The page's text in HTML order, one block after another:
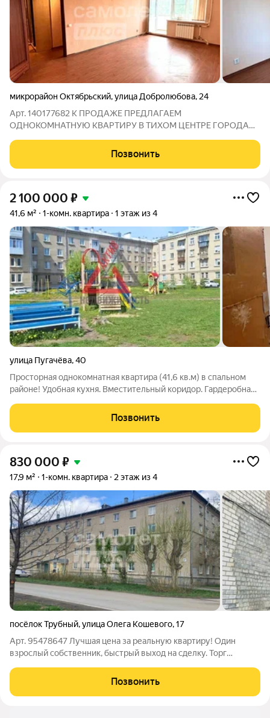
микрорайон Октябрьский,улица Добролюбова, 24
Арт. 140177682 К ПРОДАЖЕ ПРЕДЛАГАЕМ
ОДНОКОМНАТНУЮ КВАРТИРУ В ТИХОМ ЦЕНТРЕ ГОРОДА
четвертом этаже по адресу ул.Добролюбова д.24 О
МЕСТОПОЛОЖЕНИИ: Дом находится на перекрестке
Позвонить
2 100 000 ₽
41,6 м² 1-комн. квартира 1 этаж из 4
улица Пугачёва,40
Просторная однокомнатная квартира (41,6 кв.м) в спальном
районе! Удобная кухня. Вместительный коридор. Гардеробная.
собственник, прописанных нет. Без долгов, арестов,
обременений. В шаговой
Позвонить
830 000 ₽
17,9 м² 1-комн. квартира 2 этаж из 4
посёлок Трубный,улица Олега Кошевого,17
Арт. 95478647 Лучшая цена за реальную квартиру! Один
взрослый собственник, быстрый выход на сделку. Торг
кирпичного дома в самой тихой секции. Общее состояние
квартиры - косметический ремонт,
Позвонить